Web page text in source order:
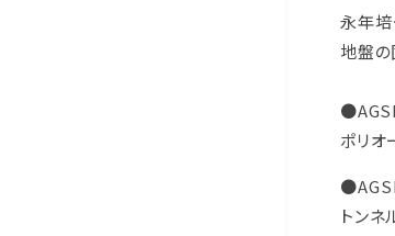
永年培
地盤の
ポリオ
トン